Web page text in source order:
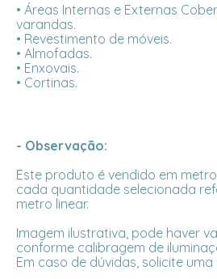
• Áreas Internas e Externas
varandas.
• Revestimento de móveis.
• Almofadas.
• Enxovais.
• Cortinas.
- Observação:
Este produto é vendido em
cada quantidade selecionada
metro linear.
Imagem ilustrativa, pode haver
conforme calibragem de
Em caso de dúvidas, solicite